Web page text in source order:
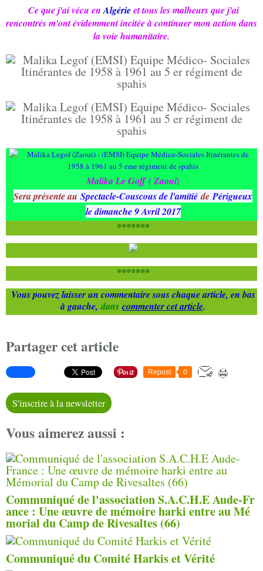
Ce que j'ai vécu enAlgérieet tous les malheurs que j'ai
rencontrés m'ont évidemment incitée à continuer mon action dans
la voie humanitaire.
Malika Le Goff ( Zaoui)
Sera présente au Spectacle-Couscous de l'amitiédePérigueux
le dimanche 9 Avril 2017
*******
*******
Vous pouvez laisser un commentaire sous chaque article, en bas
à gauche, dans commenter cet article.
Partager cet article
Repost 0
S'inscrire à la newsletter
Vous aimerez aussi :
Communiqué de l'association S.A.C.H.E Aude-Fr
ance : Une œuvre de mémoire harki entre au Mé
morial du Camp de Rivesaltes (66)
Communiqué du Comité Harkis et Vérité